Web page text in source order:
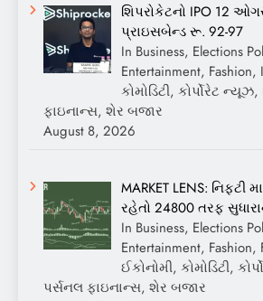
શિપરોકેટનો IPO 12
પ્રાઇસબેન્ડ રૂ. 92-97
In Business, Elections
Entertainment,
કોમોડિટી, કોર્પોરેટ
ફાઇનાન્સ, શેર બજાર
August 8, 2026
MARKET LENS: નિફ્ટી
રહેતો 24800 તરફ
In Business, Elections
Entertainment, Fashion,
ઈકોનોમી, કોમોડિટી,
પર્સનલ ફાઇનાન્સ, શેર બજાર